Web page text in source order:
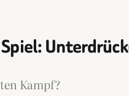
Kampf?